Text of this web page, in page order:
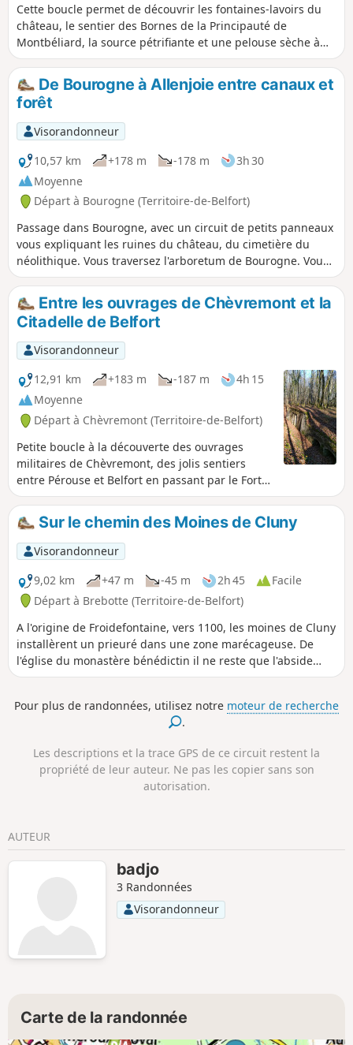
Cette boucle permet de découvrir les fontaines-lavoirs du
château, le sentier des Bornes de la Principauté de
Montbéliard, la source pétrifiante et une pelouse sèche à
orchidées. Ce circuit est balisé.
De Bourogne à Allenjoie entre canaux et
forêt
Visorandonneur
10,57 km
+178 m -178 m
3h 30
Moyenne
Départ à Bourogne (Territoire-de-Belfort)
Passage dans Bourogne, avec un circuit de petits panneaux
vous expliquant les ruines du château, du cimetière du
néolithique. Vous traversez l'arboretum de Bourogne. Vous
rentrez ensuite dans les forêts de pins jusqu'à rejoindre le
canal et vous emprunterez la piste cyclable jusqu'à
Allenjoie. Une traversée du village pour remonter enfin en
forêt avant de rejoindre le Sentier des Bornes qui sépare
l'ancien Comté de Montbéliard.
Entre les ouvrages de Chèvremont et la
Citadelle de Belfort
Visorandonneur
12,91 km
+183 m -187 m
4h 15
Moyenne
Départ à Chèvremont (Territoire-de-Belfort)
Petite boucle à la découverte des ouvrages
militaires de Chèvremont, des jolis sentiers
entre Pérouse et Belfort en passant par le Fort
de la Justice et avec vue sur la Citadelle de
Belfort et la ville depuis les hauteurs.
Sur le chemin des Moines de Cluny
Visorandonneur
9,02 km
+47 m -45 m 2h 45
Facile
Départ à Brebotte (Territoire-de-Belfort)
A l'origine de Froidefontaine, vers 1100, les moines de Cluny
installèrent un prieuré dans une zone marécageuse. De
l'église du monastère bénédictin il ne reste que l'abside
romane datant du XIIe siècle. Sur la corniche on peut
situées de chaque coté du portail datent de 1750. Le
presbytère juste à côté de l'église est remarquable par ses
Pour plus de randonnées, utilisez notre moteur de recherche
.
Les descriptions et la trace GPS de ce circuit restent la
propriété de leur auteur. Ne pas les copier sans son
autorisation.
AUTEUR
badjo
3 Randonnées
Visorandonneur
Carte de la randonnée